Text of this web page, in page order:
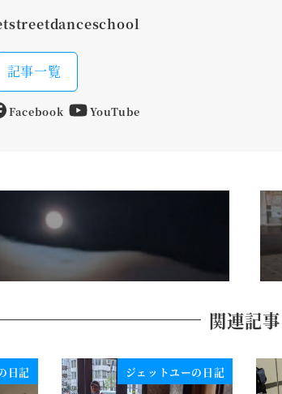
記事一覧
Facebook YouTube
関連記事
日記 ジェットユーの日記